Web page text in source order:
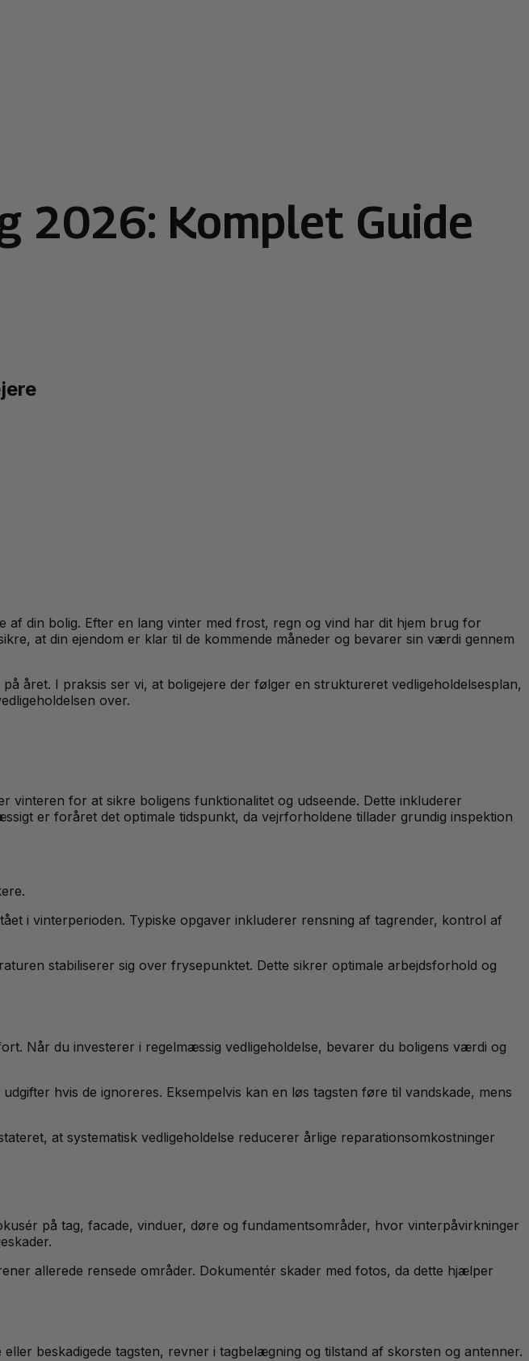
2026: Komplet Guide
din bolig. Efter en lang vinter med frost, regn og vind har dit hjem brug for
at din ejendom er klar til de kommende måneder og bevarer sin værdi gennem
året. I praksis ser vi, at boligejere der følger en struktureret vedligeholdelsesplan,
over.
vinteren for at sikre boligens funktionalitet og udseende. Dette inkluderer
er foråret det optimale tidspunkt, da vejrforholdene tillader grundig inspektion
i vinterperioden. Typiske opgaver inkluderer rensning af tagrender, kontrol af
stabiliserer sig over frysepunktet. Dette sikrer optimale arbejdsforhold og
Når du investerer i regelmæssig vedligeholdelse, bevarer du boligens værdi og
hvis de ignoreres. Eksempelvis kan en løs tagsten føre til vandskade, mens
at systematisk vedligeholdelse reducerer årlige reparationsomkostninger
på tag, facade, vinduer, døre og fundamentsområder, hvor vinterpåvirkninger
allerede rensede områder. Dokumentér skader med fotos, da dette hjælper
beskadigede tagsten, revner i tagbelægning og tilstand af skorsten og antenner.